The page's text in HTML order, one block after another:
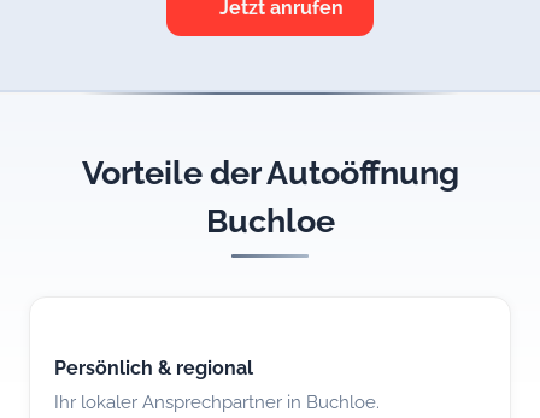
Jetzt anrufen
Vorteile der Autoöffnung
Buchloe
Persönlich & regional
Ihr lokaler Ansprechpartner in Buchloe.